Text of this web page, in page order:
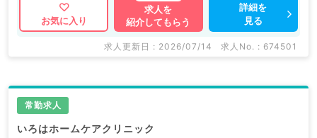
お気に入り
求人を
紹介してもらう
詳細を
見る
求人更新日 : 2026/07/14 求人No. : 674501
常勤求人
いろはホームケアクリニック